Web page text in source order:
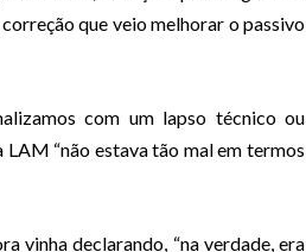
que veio melhorar o passivo
com um lapso técnico ou
LAM “não estava tão mal em termos
vinha declarando, “na verdade, era